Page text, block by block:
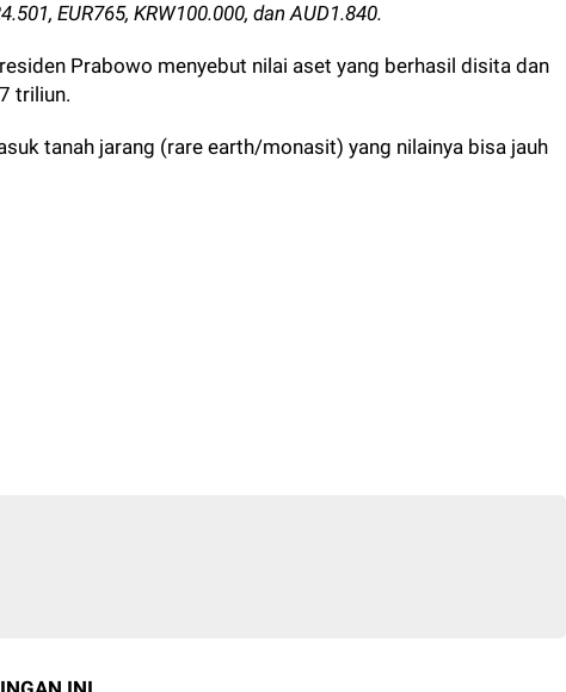
EUR765, KRW100.000, dan AUD1.840.
Prabowo menyebut nilai aset yang berhasil disita dan
triliun.
tanah jarang (rare earth/monasit) yang nilainya bisa jauh